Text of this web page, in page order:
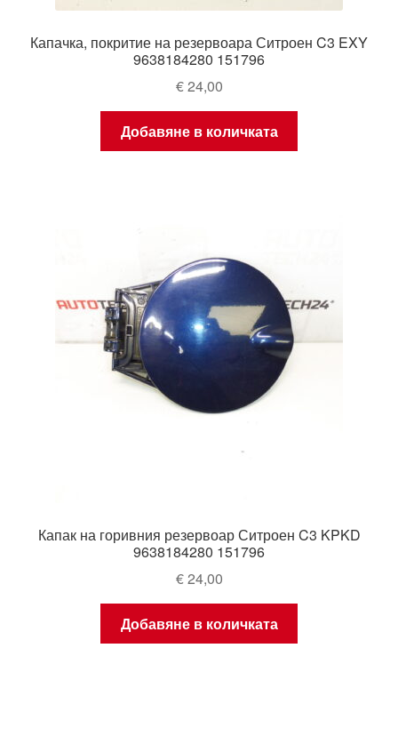
Капачка, покритие на резервоара Ситроен C3 EXY
9638184280 151796
€24,00
Добавяне в количката
Капак на горивния резервоар Ситроен C3 KPKD
9638184280 151796
€24,00
Добавяне в количката